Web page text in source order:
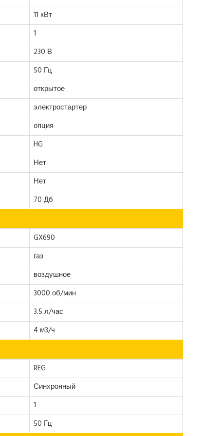
11 кВт
1
230 В
50 Гц
открытое
электростартер
опция
HG
Нет
Нет
70 Дб
GX690
газ
воздушное
3000 об/мин
3.5 л/час
4 м3/ч
REG
Синхронный
1
50 Гц